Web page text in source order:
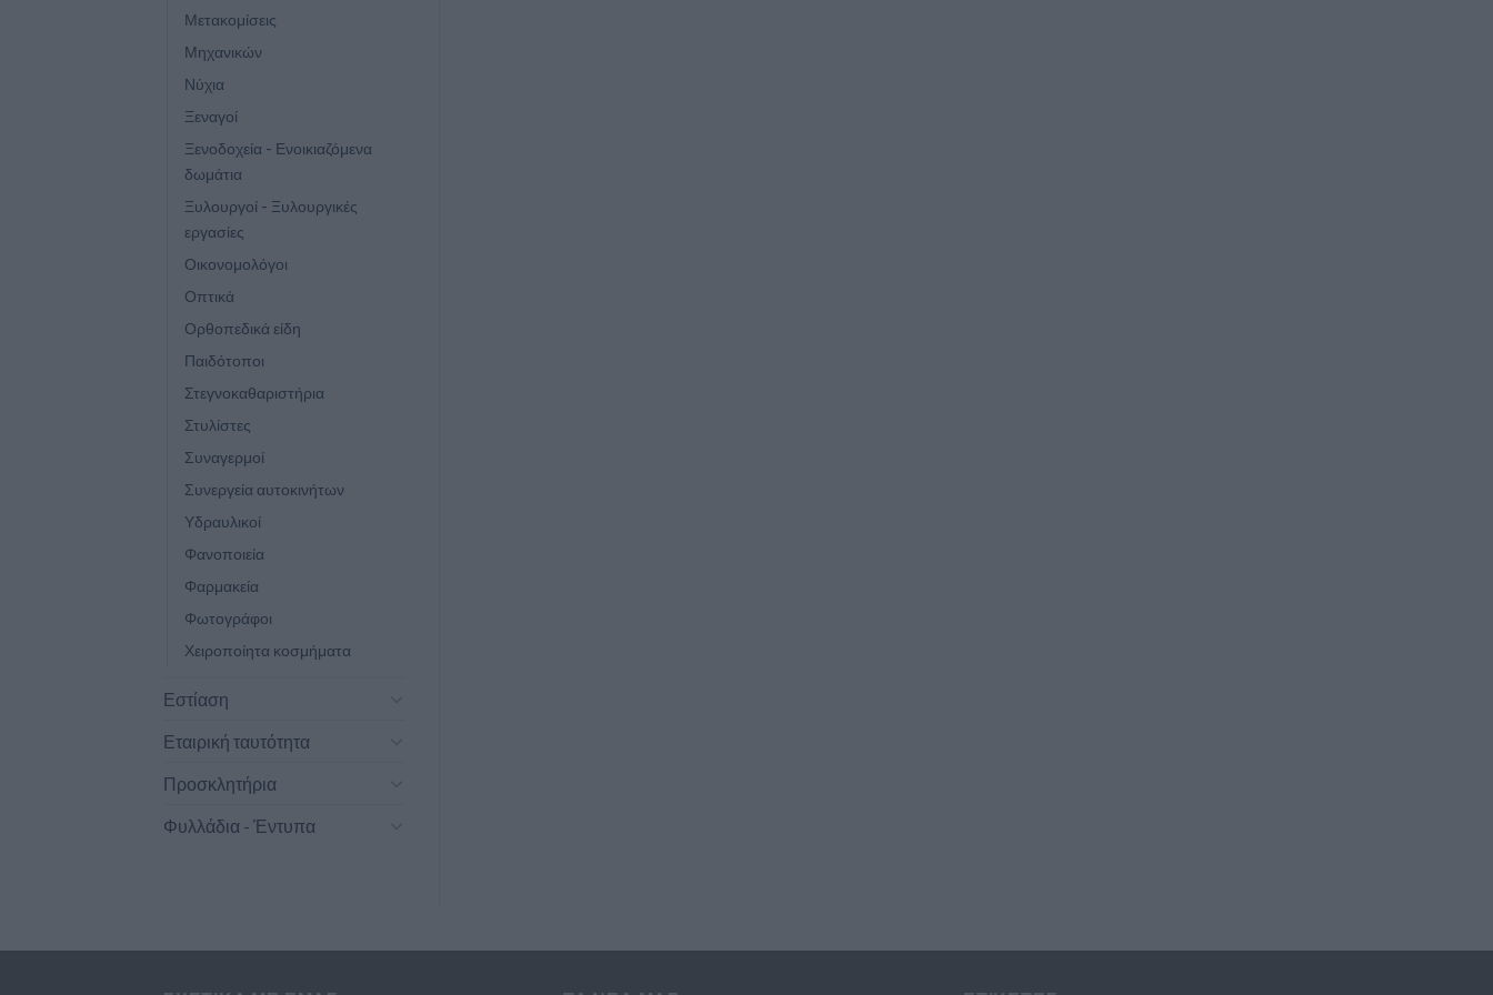
Μετακομίσεις
Μηχανικών
Νύχια
Ξεναγοί
Ξενοδοχεία - Ενοικιαζόμενα
δωμάτια
Ξυλουργοί - Ξυλουργικές
εργασίες
Οικονομολόγοι
Οπτικά
Ορθοπεδικά είδη
Παιδότοποι
Στεγνοκαθαριστήρια
Στυλίστες
Συναγερμοί
Συνεργεία αυτοκινήτων
Υδραυλικοί
Φανοποιεία
Φαρμακεία
Φωτογράφοι
Χειροποίητα κοσμήματα
Εστίαση
Εταιρική ταυτότητα
Προσκλητήρια
Φυλλάδια - Έντυπα